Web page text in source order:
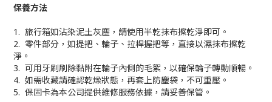
保養方法
1. 旅行箱如沾染泥土灰塵，請使用半乾抹布擦乾淨即可。
2. 零件部分，如提把、輪子、拉桿握把等，直接以濕抹布擦乾
淨。
3. 可用牙刷刷除黏附在輪子內側的毛絮，以確保輪子轉動順暢。
4. 如需收藏請確認乾燥狀態，再套上防塵袋，不可重壓。
5. 保固卡為本公司提供維修服務依據，請妥善保管。